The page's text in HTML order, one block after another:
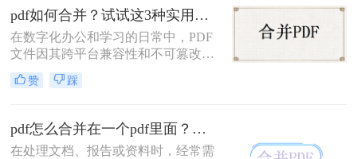
pdf如何合并？试试这3种实用合并方法！
在数字化办公和学习的日常中，PDF
文件因其跨平台兼容性和不可篡改性
而广受欢迎。然而，当需要处理多个
PDF文件时，将它们合并成一个文件
并呢？本文将介绍三种合并PDF文件
的方法。
赞 踩
pdf怎么合并在一个pdf里面？这二种合并方法了解下！
在处理文档、报告或资料时，经常需